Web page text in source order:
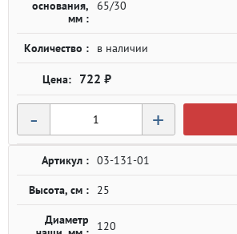
основания,
мм :
65/30
Количество : в наличии
722 ₽
- +
Артикул : 03-131-01
Высота, см : 25
Диаметр
120